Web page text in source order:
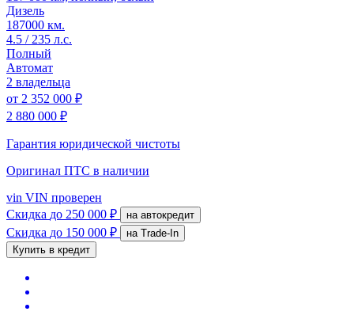
Дизель
187000 км.
4.5 / 235 л.с.
Полный
Автомат
2 владельца
от 2 352 000 ₽
2 880 000 ₽
Гарантия юридической чистоты
Оригинал ПТС в наличии
vin VIN проверен
Скидка до 250 000 ₽ на автокредит
Скидка до 150 000 ₽
на Trade-In
Купить в кредит